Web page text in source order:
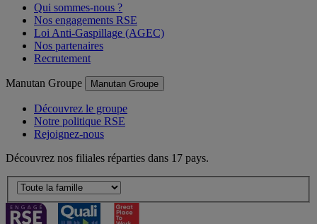
Qui sommes-nous ?
Nos engagements RSE
Loi Anti-Gaspillage (AGEC)
Nos partenaires
Recrutement
Manutan Groupe Manutan Groupe
Découvrez le groupe
Notre politique RSE
Rejoignez-nous
Découvrez nos filiales réparties dans 17 pays.